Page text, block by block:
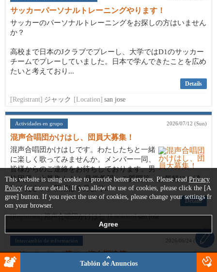
サッカーパーソナルトレーニングやります！
サッカーのパーソナルトレーニングをお探しの方はいません
か？
高校まで日本のJクラブでプレーし、大学ではD1のサッカー
チームでプレーしていました。日本で学んできたことを広め
たいと考えており...
Details
[Registrant] ジャック [Location] san jose
Actividades en grupo 2026/07/12 (Sun)
混声合唱団かけはし、団員大募集！
混声合唱団かけはしです。わたしたちと一緒
に楽しく歌ってみませんか。メンバー一同、
皆様からのご連絡をお待ちしております。男
性団員、大募集！！！ 見学希望、ご質問等、お気軽にご連
絡ください。新期は９月より...
Details
[Registrant] 混声合唱団かけはし [Location] san jose
Intercambio de información 2026/06/24 (Wed)
シリコンバレー等での資金調達等
こんにちは。 Tablón de Anuncios
This website is using cookie to provide better services. Please readPrivacy
Policy for more details. If you allow the use of cookies, please click the [A
gree] button. If you reject the use of cookies, please change your settings fr
om your browser.